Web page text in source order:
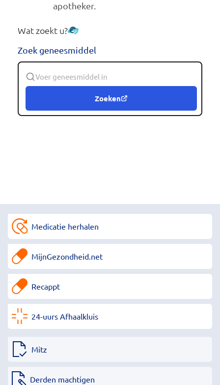
apotheker.
Wat zoekt u?
Zoek geneesmiddel
Zoeken
Medicatie herhalen
MijnGezondheid.net
Recappt
24-uurs Afhaalkluis
Mitz
Derden machtigen